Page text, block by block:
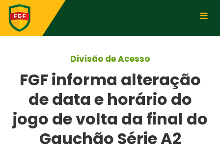
Divisão de Acesso
FGF informa alteração
de data e horário do
jogo de volta da final do
Gauchão Série A2